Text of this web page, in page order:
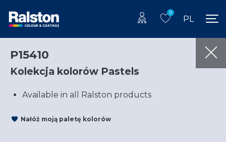
0
PL
P15410
Kolekcja kolorów Pastels
Available in all Ralston products
Nałóż moją paletę kolorów